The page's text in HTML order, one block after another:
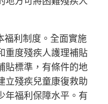
利制度。全面實施
重度殘疾人護理補貼
貼標準，有條件的地
立殘疾兒童康復救助
年福利保障水平。有